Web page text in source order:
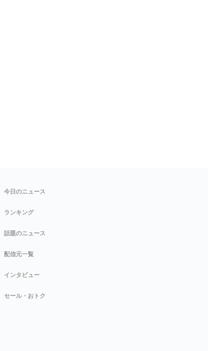
今日のニュース
ランキング
話題のニュース
配信元一覧
インタビュー
セール・おトク